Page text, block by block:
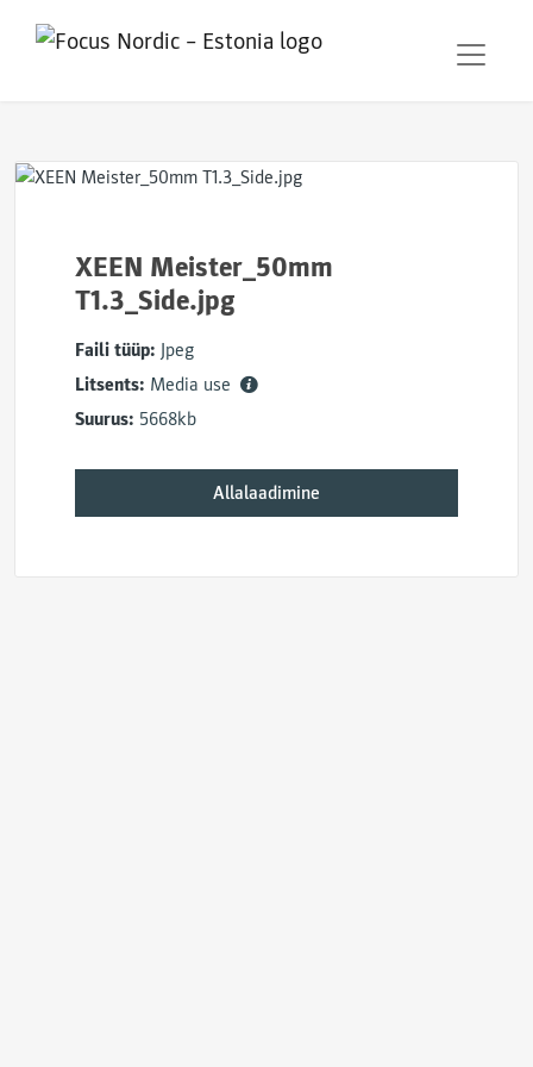
XEEN Meister_50mm
T1.3_Side.jpg
Faili tüüp: Jpeg
Litsents: Media use
Suurus: 5668kb
Allalaadimine